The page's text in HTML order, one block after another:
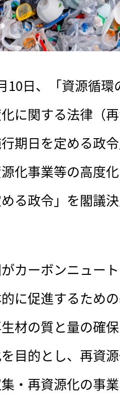
10日、「資源循環
に関する法律（
期日を定める政
化事業等の高度
る政令」を閣議
カーボンニュー
に促進するため
材の質と量の確
目的とし、再資
・再資源化の事